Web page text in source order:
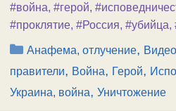
#война, #герой,
#проклятие, #Россия, #убийца,
Рубрики
Анафема, отлучение,
правители, Война, Герой,
Украина, война, Уничтожение